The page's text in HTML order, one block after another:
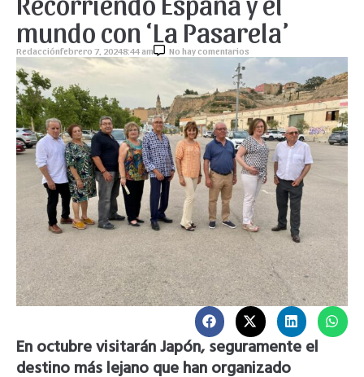
mundo con ‘La Pasarela’
Redacciónfebrero 7, 20248:44 am No hay comentarios
En octubre visitarán Japón, seguramente el
destino más lejano que han organizado